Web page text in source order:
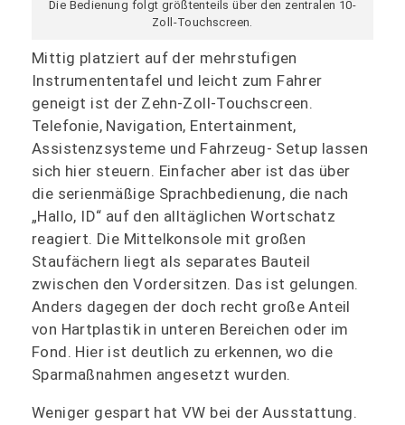
Die Bedienung folgt größtenteils über den zentralen 10-
Zoll-Touchscreen.
Mittig platziert auf der mehrstufigen
Instrumententafel und leicht zum Fahrer
geneigt ist der Zehn-Zoll-Touchscreen.
Telefonie, Navigation, Entertainment,
Assistenzsysteme und Fahrzeug- Setup lassen
sich hier steuern. Einfacher aber ist das über
die serienmäßige Sprachbedienung, die nach
„Hallo, ID“ auf den alltäglichen Wortschatz
reagiert. Die Mittelkonsole mit großen
Staufächern liegt als separates Bauteil
zwischen den Vordersitzen. Das ist gelungen.
Anders dagegen der doch recht große Anteil
von Hartplastik in unteren Bereichen oder im
Fond. Hier ist deutlich zu erkennen, wo die
Sparmaßnahmen angesetzt wurden.
Weniger gespart hat VW bei der Ausstattung.